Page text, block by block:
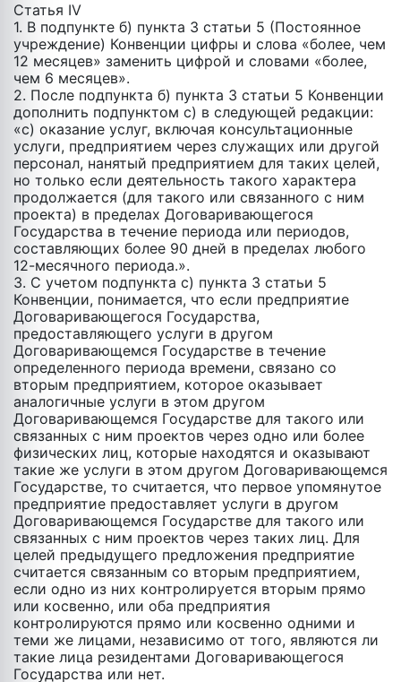
Статья IV
1. В подпункте б) пункта 3 статьи 5 (Постоянное
учреждение) Конвенции цифры и слова «более, чем
12 месяцев» заменить цифрой и словами «более,
чем 6 месяцев».
2. После подпункта б) пункта 3 статьи 5 Конвенции
дополнить подпунктом с) в следующей редакции:
«с) оказание услуг, включая консультационные
услуги, предприятием через служащих или другой
персонал, нанятый предприятием для таких целей,
но только если деятельность такого характера
продолжается (для такого или связанного с ним
проекта) в пределах Договаривающегося
Государства в течение периода или периодов,
составляющих более 90 дней в пределах любого
12-месячного периода.».
3. С учетом подпункта с) пункта 3 статьи 5
Конвенции, понимается, что если предприятие
Договаривающегося Государства,
предоставляющего услуги в другом
Договаривающемся Государстве в течение
определенного периода времени, связано со
вторым предприятием, которое оказывает
аналогичные услуги в этом другом
Договаривающемся Государстве для такого или
связанных с ним проектов через одно или более
физических лиц, которые находятся и оказывают
такие же услуги в этом другом Договаривающемся
Государстве, то считается, что первое упомянутое
предприятие предоставляет услуги в другом
Договаривающемся Государстве для такого или
связанных c ним проектов через таких лиц. Для
целей предыдущего предложения предприятие
считается связанным со вторым предприятием,
если одно из них контролируется вторым прямо
или косвенно, или оба предприятия
контролируются прямо или косвенно одними и
теми же лицами, независимо от того, являются ли
такие лица резидентами Договаривающегося
Государства или нет.